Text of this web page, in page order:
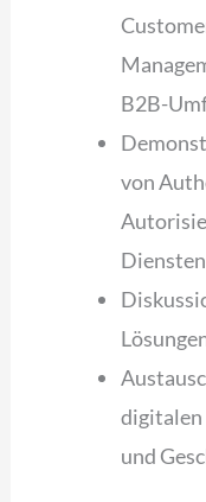
B2B-
von
Diensten
und